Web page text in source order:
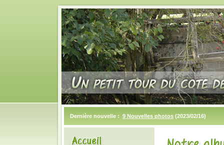
Dernière nouvelle : 9 Nouvelles photos (2023/02/16)